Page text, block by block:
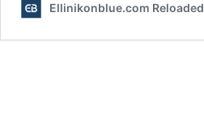
Ellinikonblue.com Reloaded